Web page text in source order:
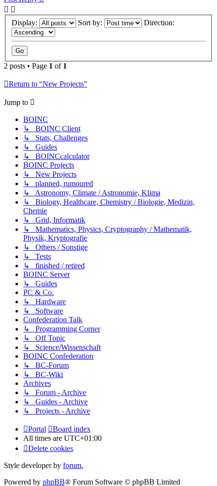
Display: Sort by: Direction:
2 posts • Page 1 of 1
Return to “New Projects”
Jump to
BOINC
↳ BOINC Client
↳ Stats, Challenges
↳ Guides
↳ BOINCcalculator
BOINC Projects
↳ New Projects
↳ planned, rumoured
↳ Astronomy, Climate / Astronomie, Klima
↳ Biology, Healthcare, Chemistry / Biologie, Medizin,
Chemie
↳ Grid, Informatik
↳ Mathematics, Physics, Cryptography / Mathematik,
Physik, Kryptografie
↳ Others / Sonstige
↳ Tests
↳ finished / retired
BOINC Server
↳ Guides
PC & Co.
↳ Hardware
↳ Software
Confederation Talk
↳ Programming Corner
↳ Off Topic
↳ Science/Wissenschaft
BOINC Confederation
↳ BC-Forum
↳ BC-Wiki
Archives
↳ Forum - Archive
↳ Guides - Archive
↳ Projects - Archive
Portal
Board index
All times are UTC+01:00
Delete cookies
Style developer by forum,
Powered by phpBB® Forum Software © phpBB Limited